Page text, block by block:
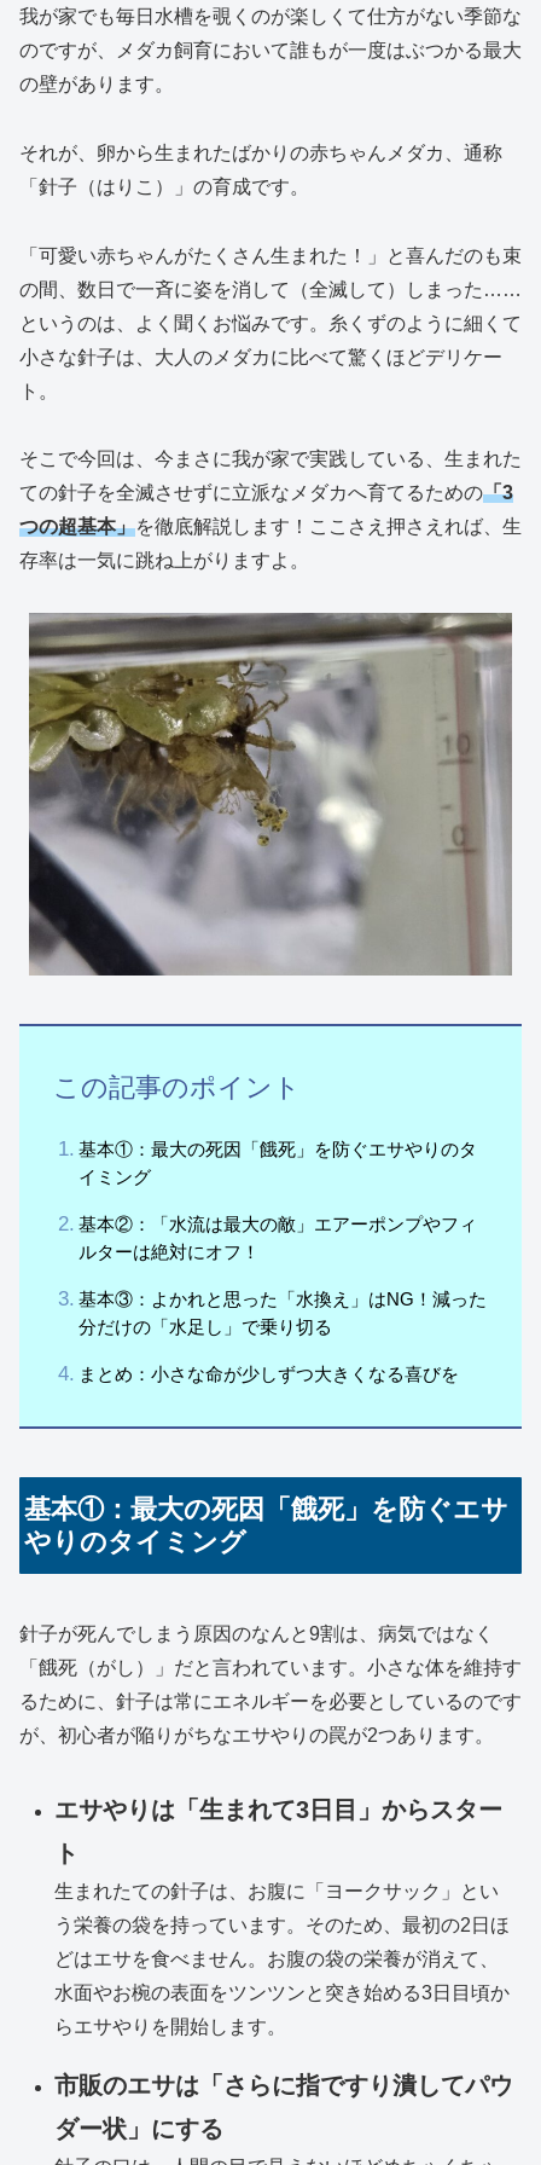
我が家でも毎日水槽を覗くのが楽しくて仕方がない季節な
のですが、メダカ飼育において誰もが一度はぶつかる最大
の壁があります。
それが、卵から生まれたばかりの赤ちゃんメダカ、通称
「針子（はりこ）」の育成です。
「可愛い赤ちゃんがたくさん生まれた！」と喜んだのも束
の間、数日で一斉に姿を消して（全滅して）しまった……
というのは、よく聞くお悩みです。糸くずのように細くて
小さな針子は、大人のメダカに比べて驚くほどデリケー
ト。
そこで今回は、今まさに我が家で実践している、生まれた
ての針子を全滅させずに立派なメダカへ育てるための「3
つの超基本」を徹底解説します！ここさえ押さえれば、生
存率は一気に跳ね上がりますよ。
この記事のポイント
基本①：最大の死因「餓死」を防ぐエサやりのタ
イミング
基本②：「水流は最大の敵」エアーポンプやフィ
ルターは絶対にオフ！
基本③：よかれと思った「水換え」はNG！減った
分だけの「水足し」で乗り切る
まとめ：小さな命が少しずつ大きくなる喜びを
基本①：最大の死因「餓死」を防ぐエサ
やりのタイミング
針子が死んでしまう原因のなんと9割は、病気ではなく
「餓死（がし）」だと言われています。小さな体を維持す
るために、針子は常にエネルギーを必要としているのです
が、初心者が陥りがちなエサやりの罠が2つあります。
エサやりは「生まれて3日目」からスター
ト
生まれたての針子は、お腹に「ヨークサック」とい
う栄養の袋を持っています。そのため、最初の2日ほ
どはエサを食べません。お腹の袋の栄養が消えて、
水面やお椀の表面をツンツンと突き始める3日目頃か
らエサやりを開始します。
市販のエサは「さらに指ですり潰してパウ
ダー状」にする